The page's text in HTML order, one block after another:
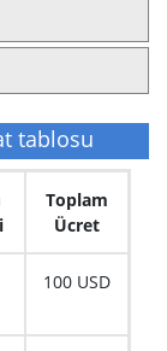
tablosu
Toplam
Ücret
100 USD